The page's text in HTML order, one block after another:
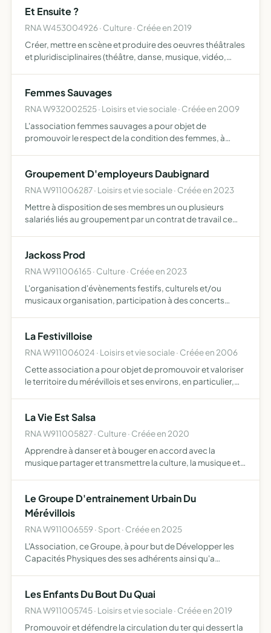
Et Ensuite ?
RNA W453004926 · Culture · Créée en 2019
Créer, mettre en scène et produire des oeuvres théâtrales
et pluridisciplinaires (théâtre, danse, musique, vidéo,
Femmes Sauvages
RNA W932002525 · Loisirs et vie sociale · Créée en 2009
L'association femmes sauvages a pour objet de
promouvoir le respect de la condition des femmes, à
scientifiques, …
Groupement D'employeurs Daubignard
RNA W911006287 · Loisirs et vie sociale · Créée en 2023
Mettre à disposition de ses membres un ou plusieurs
salariés liés au groupement par un contrat de travail ce
Jackoss Prod
RNA W911006165 · Culture · Créée en 2023
L'organisation d'évènements festifs, culturels et/ou
musicaux organisation, participation à des concerts
La Festivilloise
RNA W911006024 · Loisirs et vie sociale · Créée en 2006
Cette association a pour objet de promouvoir et valoriser
le territoire du mérévillois et ses environs, en particulier,
La Vie Est Salsa
RNA W911005827 · Culture · Créée en 2020
Apprendre à danser et à bouger en accord avec la
musique partager et transmettre la culture, la musique et
Le Groupe D'entrainement Urbain Du
Mérévillois
RNA W911006559 · Sport · Créée en 2025
L'Association, ce Groupe, à pour but de Développer les
Capacités Physiques des ses adhérents ainsi qu'a
plusieurs Spor…
Les Enfants Du Bout Du Quai
RNA W911005745 · Loisirs et vie sociale · Créée en 2019
Promouvoir et défendre la circulation du ter qui dessert la